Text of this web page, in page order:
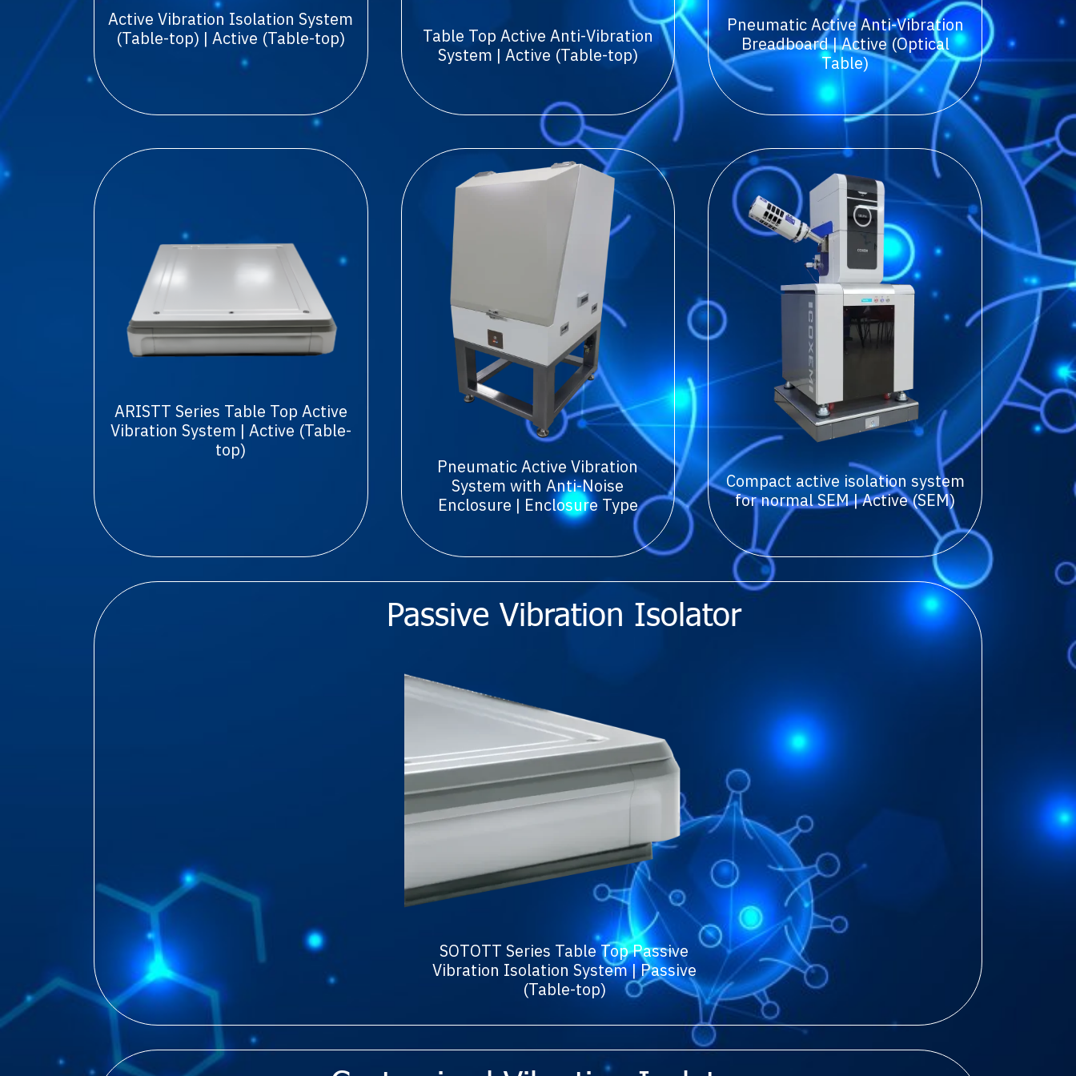
Active Vibration Isolation System
(Table-top) | Active (Table-top) Table Top Active Anti-Vibration
System | Active (Table-top)
Pneumatic Active Anti-Vibration
Breadboard | Active (Optical
Table)
ARISTT Series Table Top Active
Vibration System | Active (Table-
top)
Pneumatic Active Vibration
System with Anti-Noise
Enclosure | Enclosure Type
Compact active isolation system
for normal SEM | Active (SEM)
Passive Vibration Isolator
SOTOTT Series Table Top Passive
Vibration Isolation System | Passive
(Table-top)